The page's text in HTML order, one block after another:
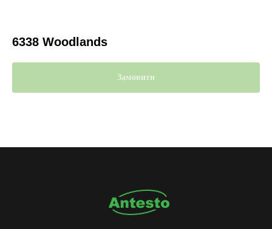
6338 Woodlands
Замовити